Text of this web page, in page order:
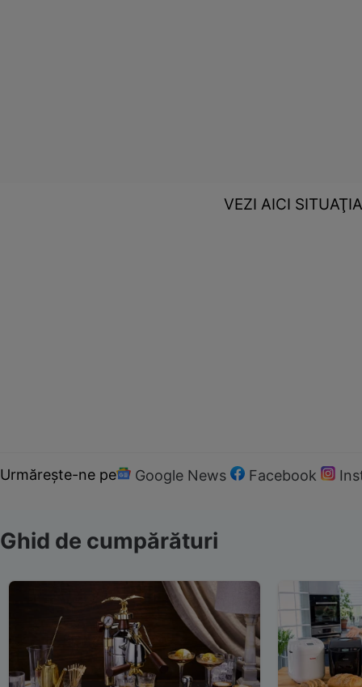
VEZI AICI
Urmărește-ne pe Google News Facebook
Ghid de cumpărături